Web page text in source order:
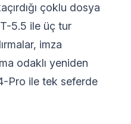
çoklu dosya
5.5 ile üç tur
imza
odaklı yeniden
Pro ile tek seferde